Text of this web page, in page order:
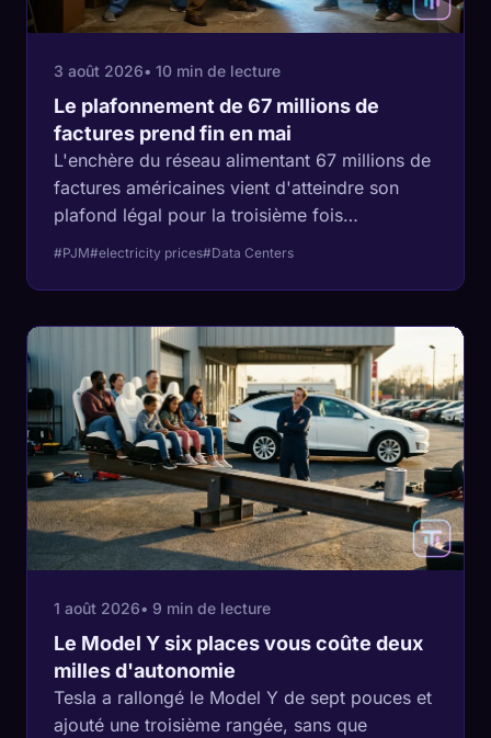
3 août 2026• 10 min de lecture
Le plafonnement de 67 millions de
factures prend fin en mai
L'enchère du réseau alimentant 67 millions de
factures américaines vient d'atteindre son
plafond légal pour la troisième fois
l'expiration du plafond.
#PJM#electricity prices#Data Centers
1 août 2026• 9 min de lecture
Le Model Y six places vous coûte deux
milles d'autonomie
Tesla a rallongé le Model Y de sept pouces et
ajouté une troisième rangée, sans que